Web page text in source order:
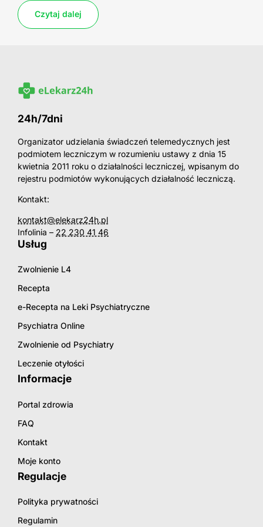
Czytaj dalej
posiłku są coraz częściej […]
Czytaj dalej
kluczowe dla właściwego […]
Czytaj dalej
W tym […]
Czytaj dalej
powikłań zatorowych. Analiza […]
Czytaj dalej
[…]
Czytaj dalej
znane […]
Czytaj dalej
miażdżycy tętnic szyjnych Miażdżyca […]
Czytaj dalej
choroby serca, […]
Czytaj dalej
24h/7dni
Organizator udzielania świadczeń telemedycznych jest
podmiotem leczniczym w rozumieniu ustawy z dnia 15
kwietnia 2011 roku o działalności leczniczej, wpisanym do
rejestru podmiotów wykonujących działalność leczniczą.
Kontakt:
kontakt@elekarz24h.pl
Infolinia – 22 230 41 46
Usług
Zwolnienie L4
Recepta
e-Recepta na Leki Psychiatryczne
Psychiatra Online
Zwolnienie od Psychiatry
Leczenie otyłości
Informacje
Portal zdrowia
FAQ
Kontakt
Moje konto
Regulacje
Polityka prywatności
Regulamin